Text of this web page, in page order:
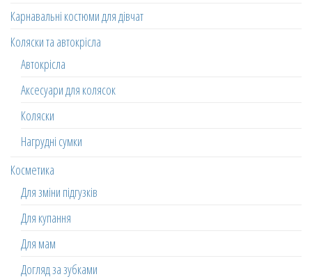
Карнавальні костюми для дівчат
Коляски та автокрісла
Автокрісла
Аксесуари для колясок
Коляски
Нагрудні сумки
Косметика
Для зміни підгузків
Для купання
Для мам
Догляд за зубками